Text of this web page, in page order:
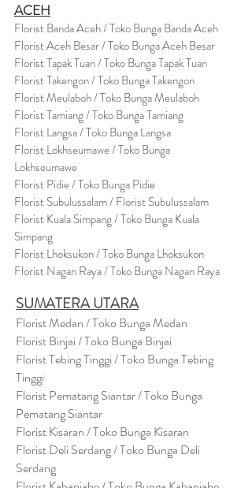
ACEH
Florist Banda Aceh / Toko Bunga Banda Aceh
Florist Aceh Besar / Toko Bunga Aceh Besar
Florist Tapak Tuan / Toko Bunga Tapak Tuan
Florist Takengon / Toko Bunga Takengon
Florist Meulaboh / Toko Bunga Meulaboh
Florist Tamiang / Toko Bunga Tamiang
Florist Langsa / Toko Bunga Langsa
Florist Lokhseumawe / Toko Bunga
Lokhseumawe
Florist Pidie / Toko Bunga Pidie
Florist Subulussalam / Florist Subulussalam
Florist Kuala Simpang / Toko Bunga Kuala
Simpang
Florist Lhoksukon / Toko Bunga Lhoksukon
Florist Nagan Raya / Toko Bunga Nagan Raya
SUMATERA UTARA
Florist Medan / Toko Bunga Medan
Florist Binjai / Toko Bunga Binjai
Florist Tebing Tinggi / Toko Bunga Tebing
Tinggi
Florist Pematang Siantar / Toko Bunga
Pematang Siantar
Florist Kisaran / Toko Bunga Kisaran
Florist Deli Serdang / Toko Bunga Deli
Serdang